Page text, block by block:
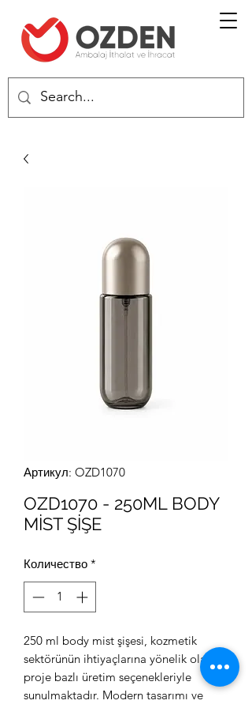
Артикул: OZD1070
OZD1070 - 250ML BODY
MİST ŞİŞE
Количество *
250 ml body mist şişesi, kozmetik
sektörünün ihtiyaçlarına yönelik olarak
proje bazlı üretim seçenekleriyle
sunulmaktadır. Modern tasarımı ve